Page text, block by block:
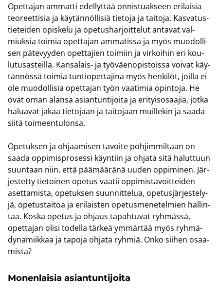
Opet­ta­jan am­mat­ti edel­lyt­tää on­nis­tuak­seen eri­lai­sia
teo­reet­ti­sia ja käy­tän­nöl­li­siä tie­to­ja ja tai­to­ja. Kas­va­tus­
tie­tei­den opis­ke­lu ja ope­tus­har­joit­te­lut an­ta­vat val­
miuk­sia toi­mia opet­ta­jan am­ma­tis­sa ja myös muo­dol­li­
sen pä­te­vyy­den opet­ta­jien toi­miin ja vir­koi­hin eri kou­
lu­tusas­teil­la. Kansalais-​ ja työ­väen­opis­tois­sa voi­vat käy­
tän­nös­sä toi­mia tun­tio­pet­ta­ji­na myös hen­ki­löt, joil­la ei
ole muo­dol­li­sia opet­ta­jan työn vaa­ti­mia opin­to­ja. He
ovat oman alan­sa asian­tun­ti­joi­ta ja eri­tyis­osaa­jia, jotka
ha­lua­vat jakaa tie­to­jaan ja tai­to­jaan muil­le­kin ja saada
siitä toi­meen­tu­lon­sa.
Ope­tuk­sen ja oh­jaa­mi­sen ta­voi­te poh­jim­mil­taan on
saada op­pi­mis­pro­ses­si käyn­tiin ja oh­ja­ta sitä ha­lut­tuun
suun­taan niin, että pää­mää­rä­nä uuden op­pi­mi­nen. Jär­
jes­tet­ty tie­toi­nen ope­tus vaa­tii op­pi­mis­ta­voit­tei­den
aset­ta­mis­ta, ope­tuk­sen suun­nit­te­lua, ope­tus­jär­jes­te­ly­
jä, ope­tus­tai­toa ja eri­lais­ten ope­tus­me­ne­tel­mien hal­lin­
taa. Koska ope­tus ja oh­jaus ta­pah­tu­vat ryh­mäs­sä,
opet­ta­jan olisi to­del­la tär­keä ym­mär­tää myös ryh­mä­
dy­na­miik­kaa ja ta­po­ja oh­ja­ta ryh­miä. Onko sii­hen osaa­
mis­ta?
Mo­nen­lai­sia asian­tun­ti­joi­ta